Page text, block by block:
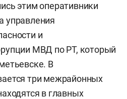
этим оперативники
управления
и
МВД по РТ, который
В
три межрайонных
в главных